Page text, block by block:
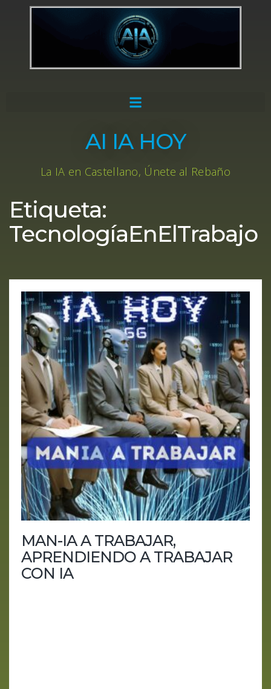
AI IA HOY
La IA en Castellano, Únete al Rebaño
Etiqueta:
TecnologíaEnElTrabajo
MAN-IA A TRABAJAR,
APRENDIENDO A TRABAJAR
CON IA